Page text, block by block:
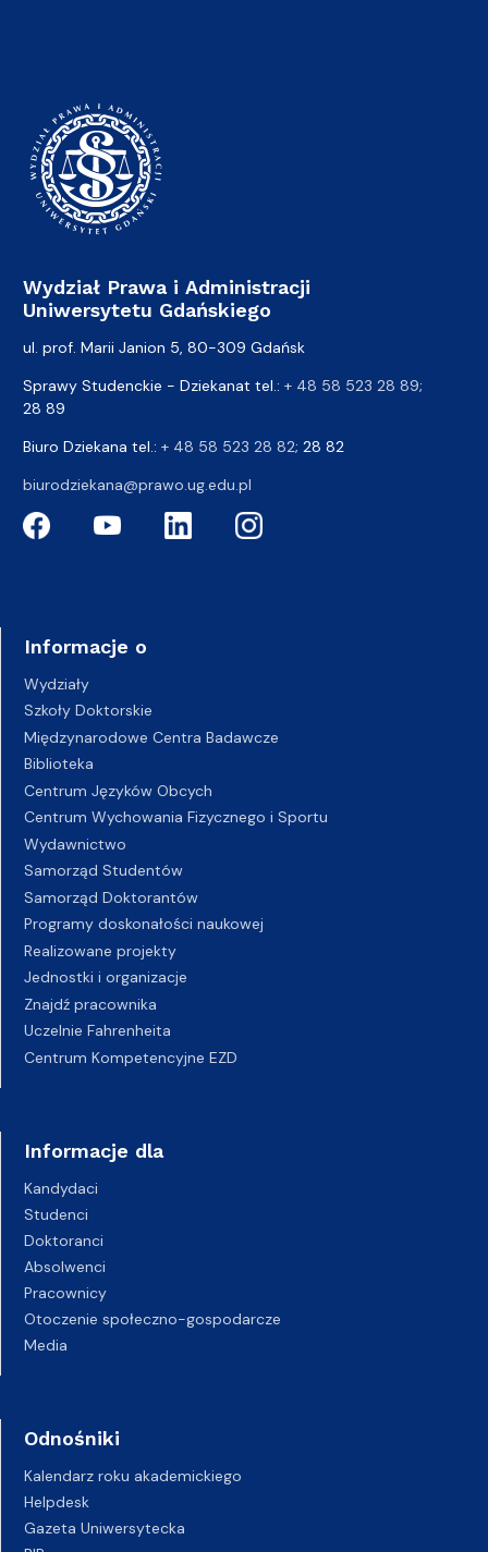
Wydział Prawa i Administracji
Uniwersytetu Gdańskiego
ul. prof. Marii Janion 5, 80-309 Gdańsk
Sprawy Studenckie - Dziekanat tel.: + 48 58 523 28 89;
28 89
Biuro Dziekana tel.: + 48 58 523 28 82; 28 82
biurodziekana@prawo.ug.edu.pl
Informacje o
Wydziały
Szkoły Doktorskie
Międzynarodowe Centra Badawcze
Biblioteka
Centrum Języków Obcych
Centrum Wychowania Fizycznego i Sportu
Wydawnictwo
Samorząd Studentów
Samorząd Doktorantów
Programy doskonałości naukowej
Realizowane projekty
Jednostki i organizacje
Znajdź pracownika
Uczelnie Fahrenheita
Centrum Kompetencyjne EZD
Informacje dla
Kandydaci
Studenci
Doktoranci
Absolwenci
Pracownicy
Otoczenie społeczno-gospodarcze
Media
Odnośniki
Kalendarz roku akademickiego
Helpdesk
Gazeta Uniwersytecka